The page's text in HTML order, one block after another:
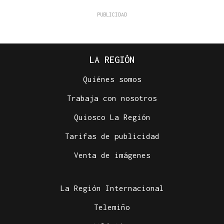
LA REGIÓN
Quiénes somos
Trabaja con nosotros
Quiosco La Región
Tarifas de publicidad
Venta de imágenes
La Región Internacional
Telemiño